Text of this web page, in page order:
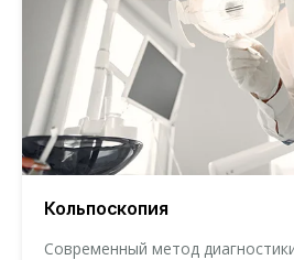
Кольпоскопия
Современный метод